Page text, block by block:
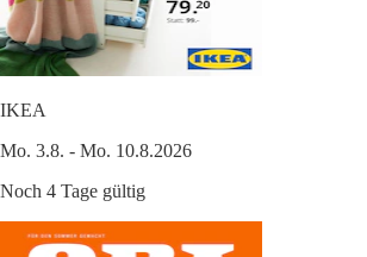
IKEA
Mo. 3.8. - Mo. 10.8.2026
Noch 4 Tage gültig